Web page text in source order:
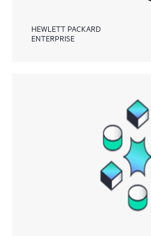
HEWLETT PACKARD
ENTERPRISE